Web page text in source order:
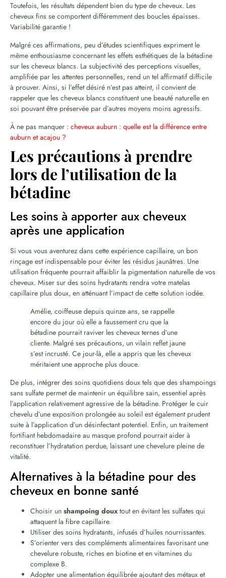
Toutefois, les résultats dépendent bien du type de cheveux. Les
cheveux fins se comportent différemment des boucles épaisses.
Variabilité garantie !
Malgré ces affirmations, peu d’études scientifiques expriment le
même enthousiasme concernant les effets esthétiques de la bétadine
sur les cheveux blancs. La subjectivité des perceptions visuelles,
amplifiée par les attentes personnelles, rend un tel affirmatif difficile
à prouver. Ainsi, si l’effet désiré n’est pas atteint, il convient de
rappeler que les cheveux blancs constituent une beauté naturelle en
soi pouvant être préservée par d’autres moyens moins agressifs.
À ne pas manquer : cheveux auburn : quelle est la différence entre
auburn et acajou ?
Les précautions à prendre
lors de l’utilisation de la
bétadine
Les soins à apporter aux cheveux
après une application
Si vous vous aventurez dans cette expérience capillaire, un bon
rinçage est indispensable pour éviter les résidus jaunâtres. Une
utilisation fréquente pourrait affaiblir la pigmentation naturelle de vos
cheveux. Miser sur des soins hydratants rendra votre matelas
capillaire plus doux, en atténuant l’impact de cette solution iodée.
Amélie, coiffeuse depuis quinze ans, se rappelle
encore du jour où elle a faussement cru que la
bétadine pourrait raviver les cheveux ternes d’une
cliente. Malgré ses précautions, un vilain reflet jaune
s’est incrusté. Ce jour-là, elle a appris que les cheveux
méritaient une approche plus douce.
De plus, intégrer des soins quotidiens doux tels que des shampoings
sans sulfate permet de maintenir un équilibre sain, essentiel après
l’application relativement agressive de la bétadine. Protéger le cuir
chevelu d’une exposition prolongée au soleil est également prudent
suite à l’application d’un désinfectant potentiel. Enfin, un traitement
fortifiant hebdomadaire au masque profond pourrait aider à
reconstituer l’hydratation perdue, laissant une chevelure pleine de
vitalité.
Alternatives à la bétadine pour des
cheveux en bonne santé
Choisir un shampoing douxtout en évitant les sulfates qui
attaquent la fibre capillaire.
Utiliser des soins hydratants, infusés d’huiles nourrissantes.
S’orienter vers des compléments alimentaires favorisant une
chevelure robuste, riches en biotine et en vitamines du
complexe B.
Adopter une alimentation équilibrée ajoutant des métaux et